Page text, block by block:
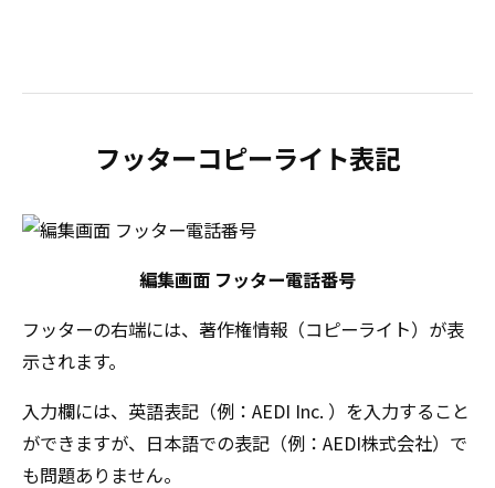
フッターコピーライト表記
編集画面 フッター電話番号
フッターの右端には、著作権情報（コピーライト）が表
示されます。
入力欄には、英語表記（例：AEDI Inc. ）を入力すること
ができますが、日本語での表記（例：AEDI株式会社）で
も問題ありません。